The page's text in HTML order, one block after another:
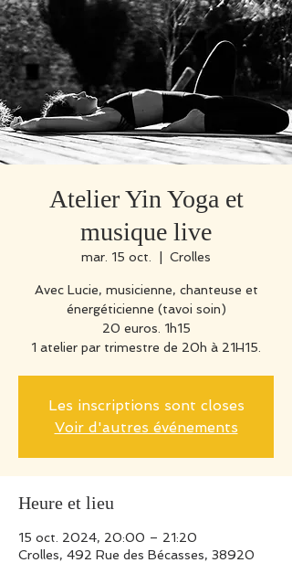
Atelier Yin Yoga et
musique live
mar. 15 oct. Crolles
Avec Lucie, musicienne, chanteuse et
énergéticienne (tavoi soin)
20 euros. 1h15
1 atelier par trimestre de 20h à 21H15.
Les inscriptions sont closes
Voir d'autres événements
Heure et lieu
15 oct. 2024, 20:00 – 21:20
Crolles, 492 Rue des Bécasses, 38920